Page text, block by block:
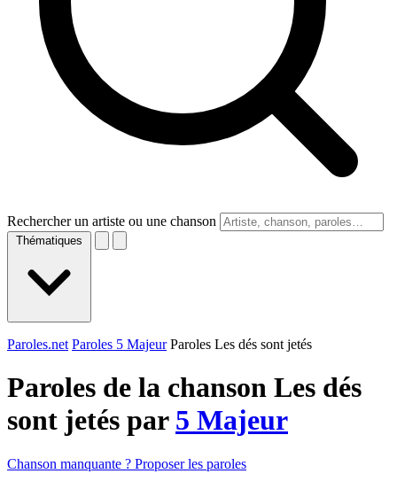
Rechercher un artiste ou une chanson
Thématiques
Paroles.net Paroles 5 Majeur Paroles Les dés sont jetés
Paroles de la chanson Les dés
sont jetés par 5 Majeur
Chanson manquante ? Proposer les paroles